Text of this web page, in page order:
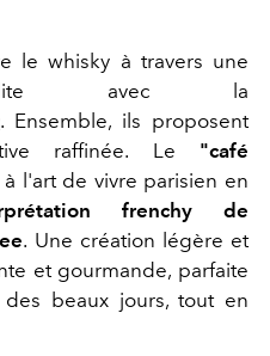
le whisky à travers une
avec la
. Ensemble, ils proposent
raffinée. Le "café
l'art de vivre parisien en
frenchy de
. Une création légère et
et gourmande, parfaite
beaux jours, tout en